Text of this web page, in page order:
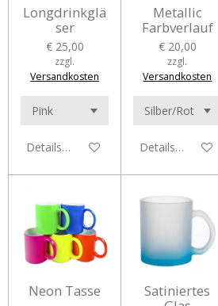
Longdrinkglä
ser
€ 25,00
zzgl.
Versandkosten
Details anzeigen
Metallic
Farbverlauf
€ 20,00
zzgl.
Versandkosten
Details anzeigen
Neon Tasse
Satiniertes